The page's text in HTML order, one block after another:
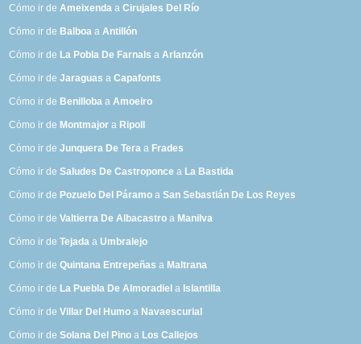
Cómo ir deAmeixenda aCirujales Del Río
Cómo ir de Balboa aAntillón
Cómo ir de La Pobla De Farnals aArlanzón
Cómo ir deJaraguas aCapafonts
Cómo ir de Benilloba aAmoeiro
Cómo ir de Montmajor a Ripoll
Cómo ir deJunquera De Tera a Frades
Cómo ir deSaludes De Castroponce a La Bastida
Cómo ir de Pozuelo Del Páramo aSan Sebastián De Los Reyes
Cómo ir deValtierra De Albacastro a Manilva
Cómo ir deTejada aUmbralejo
Cómo ir deQuintana Entrepeñas a Maltrana
Cómo ir de La Puebla De Almoradiel a Islantilla
Cómo ir deVillar Del Humo a Navaescurial
Cómo ir deSolana Del Pino a Los Callejos